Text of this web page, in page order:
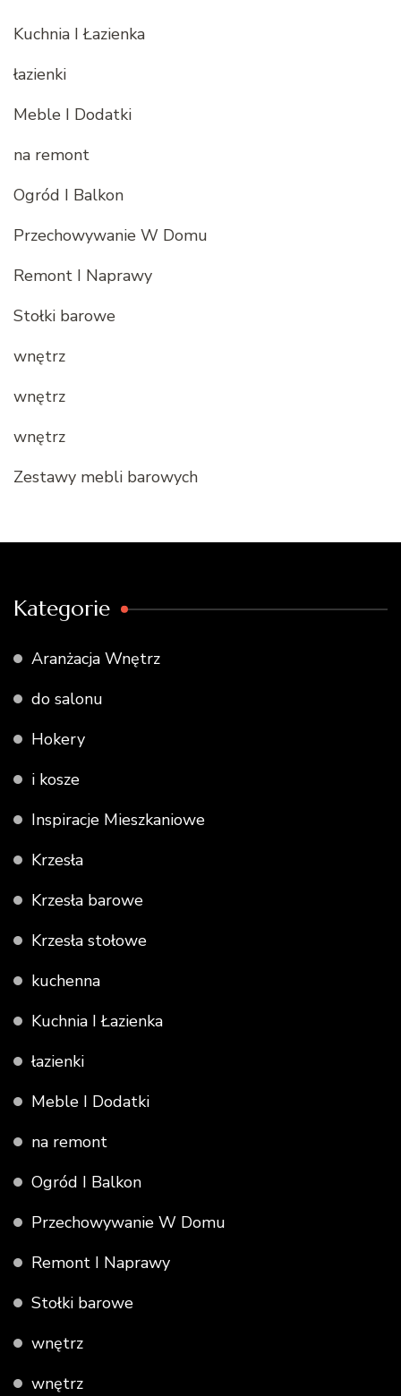
Kuchnia I Łazienka
łazienki
Meble I Dodatki
na remont
Ogród I Balkon
Przechowywanie W Domu
Remont I Naprawy
Stołki barowe
wnętrz
wnętrz
wnętrz
Zestawy mebli barowych
Kategorie
Aranżacja Wnętrz
do salonu
Hokery
i kosze
Inspiracje Mieszkaniowe
Krzesła
Krzesła barowe
Krzesła stołowe
kuchenna
Kuchnia I Łazienka
łazienki
Meble I Dodatki
na remont
Ogród I Balkon
Przechowywanie W Domu
Remont I Naprawy
Stołki barowe
wnętrz
wnętrz